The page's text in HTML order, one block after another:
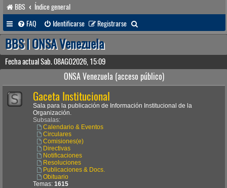
BBS
Índice general
FAQ
Identificarse Registrarse
u
a
BBS | ONSA Venezuela
Fecha actual Sab. 08AGO2026, 15:09
ONSA Venezuela (acceso público)
Gaceta Institucional
Sala para la publicación de Información Institucional de la
Organización.
Subsalas:
Calendario & Eventos
Circulares
Comisiones(e)
Directivas
Notificaciones
Resoluciones
Publicaciones & Docs.
Obituario
Temas: 1615